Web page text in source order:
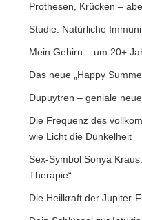
Prothesen, Krücken –
Studie: Natürliche
Mein Gehirn – um 20+
Das neue „Happy
Dupuytren – geniale
Die Frequenz des
wie Licht die Dunkelheit
Sex-Symbol Sonya
Therapie“
Die Heilkraft der Jupiter-